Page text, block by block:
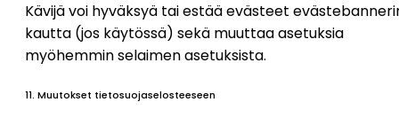
Kävijä voi hyväksyä tai estää evästeet
kautta (jos käytössä) sekä muuttaa asetuksia
myöhemmin selaimen asetuksista.
11. Muutokset tietosuojaselosteeseen